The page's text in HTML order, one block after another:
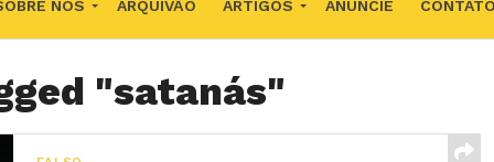
NÓS ARQUIVÃO ARTIGOS ANUNCIE CONTATO
"satanás"